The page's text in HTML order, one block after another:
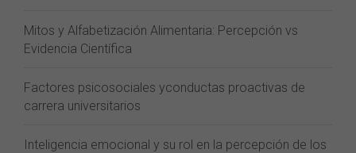
Mitos y Alfabetización Alimentaria: Percepción vs
Evidencia Científica
Factores psicosociales yconductas proactivas de
carrera universitarios
Inteligencia emocional y su rol en la percepción de los